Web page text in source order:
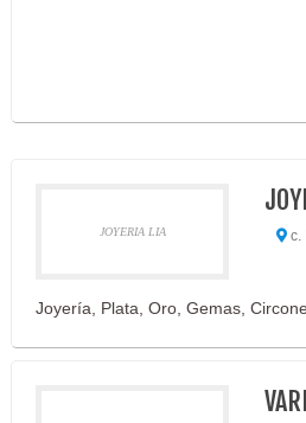
JOYERIA LIA c.
Joyería, Plata, Oro, Gemas,